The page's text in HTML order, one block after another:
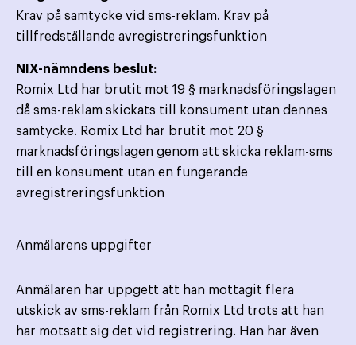
Krav på samtycke vid sms-reklam. Krav på
tillfredställande avregistreringsfunktion
NIX-nämndens beslut:
Romix Ltd har brutit mot 19 § marknadsföringslagen
då sms-reklam skickats till konsument utan dennes
samtycke. Romix Ltd har brutit mot 20 §
marknadsföringslagen genom att skicka reklam-sms
till en konsument utan en fungerande
avregistreringsfunktion
Anmälarens uppgifter
Anmälaren har uppgett att han mottagit flera
utskick av sms-reklam från Romix Ltd trots att han
har motsatt sig det vid registrering. Han har även